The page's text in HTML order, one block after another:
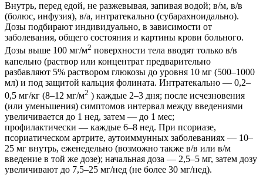
Внутрь, перед едой, не разжевывая, запивая водой; в/м, в/в
(болюс, инфузия), в/а, интратекально (субарахноидально).
Дозы подбирают индивидуально, в зависимости от
заболевания, общего состояния и картины крови больного.
Дозы выше 100 мг/м2 поверхности тела вводят только в/в
капельно (раствор или концентрат предварительно
разбавляют 5% раствором глюкозы до уровня 10 мг (500–1000
мл) и под защитой кальция фолината. Интратекально — 0,2–
0,5 мг/кг (8–12 мг/м2 ) каждые 2–3 дня; после исчезновения
(или уменьшения) симптомов интервал между введениями
увеличивается до 1 нед, затем — до 1 мес;
профилактически — каждые 6–8 нед. При псориазе,
псориатическом артрите, аутоиммунных заболеваниях — 10–
25 мг внутрь, еженедельно (возможно также в/в или в/м
введение в той же дозе); начальная доза — 2,5–5 мг, затем дозу
увеличивают до 7,5–25 мг/нед (не более 30 мг/нед).